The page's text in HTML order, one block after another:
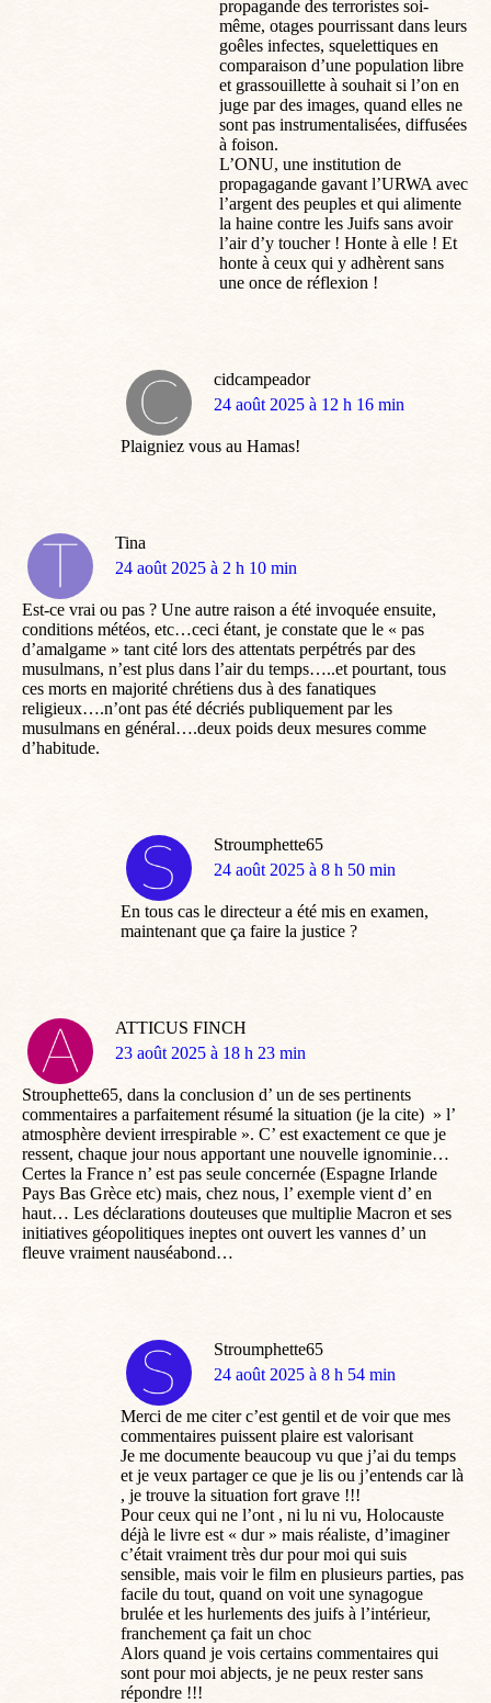
propagande des terroristes soi-
même, otages pourrissant dans leurs
goêles infectes, squelettiques en
comparaison d’une population libre
et grassouillette à souhait si l’on en
juge par des images, quand elles ne
sont pas instrumentalisées, diffusées
à foison.
L’ONU, une institution de
propagagande gavant l’URWA avec
l’argent des peuples et qui alimente
la haine contre les Juifs sans avoir
l’air d’y toucher ! Honte à elle ! Et
honte à ceux qui y adhèrent sans
une once de réflexion !
cidcampeador
dit
24 août 2025 à 12 h 16 min
Plaigniez vous au Hamas!
Tina
dit
24 août 2025 à 2 h 10 min
Est-ce vrai ou pas ? Une autre raison a été invoquée ensuite,
conditions météos, etc…ceci étant, je constate que le « pas
d’amalgame » tant cité lors des attentats perpétrés par des
musulmans, n’est plus dans l’air du temps…..et pourtant, tous
ces morts en majorité chrétiens dus à des fanatiques
religieux….n’ont pas été décriés publiquement par les
musulmans en général….deux poids deux mesures comme
d’habitude.
Stroumphette65
dit
24 août 2025 à 8 h 50 min
En tous cas le directeur a été mis en examen,
maintenant que ça faire la justice ?
ATTICUS FINCH
dit
23 août 2025 à 18 h 23 min
Strouphette65, dans la conclusion d’ un de ses pertinents
commentaires a parfaitement résumé la situation (je la cite) » l’
atmosphère devient irrespirable ». C’ est exactement ce que je
ressent, chaque jour nous apportant une nouvelle ignominie…
Certes la France n’ est pas seule concernée (Espagne Irlande
Pays Bas Grèce etc) mais, chez nous, l’ exemple vient d’ en
haut… Les déclarations douteuses que multiplie Macron et ses
initiatives géopolitiques ineptes ont ouvert les vannes d’ un
fleuve vraiment nauséabond…
Stroumphette65
dit
24 août 2025 à 8 h 54 min
Merci de me citer c’est gentil et de voir que mes
commentaires puissent plaire est valorisant
Je me documente beaucoup vu que j’ai du temps
et je veux partager ce que je lis ou j’entends car là
, je trouve la situation fort grave !!!
Pour ceux qui ne l’ont , ni lu ni vu, Holocauste
déjà le livre est « dur » mais réaliste, d’imaginer
c’était vraiment très dur pour moi qui suis
sensible, mais voir le film en plusieurs parties, pas
facile du tout, quand on voit une synagogue
brulée et les hurlements des juifs à l’intérieur,
franchement ça fait un choc
Alors quand je vois certains commentaires qui
sont pour moi abjects, je ne peux rester sans
répondre !!!